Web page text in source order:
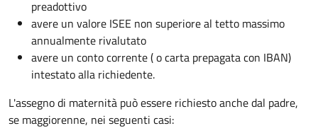
preadottivo
avere un valore ISEE non superiore al tetto massimo
annualmente rivalutato
avere un conto corrente ( o carta prepagata con IBAN)
intestato alla richiedente.
L'assegno di maternità può essere richiesto anche dal padre,
se maggiorenne, nei seguenti casi: